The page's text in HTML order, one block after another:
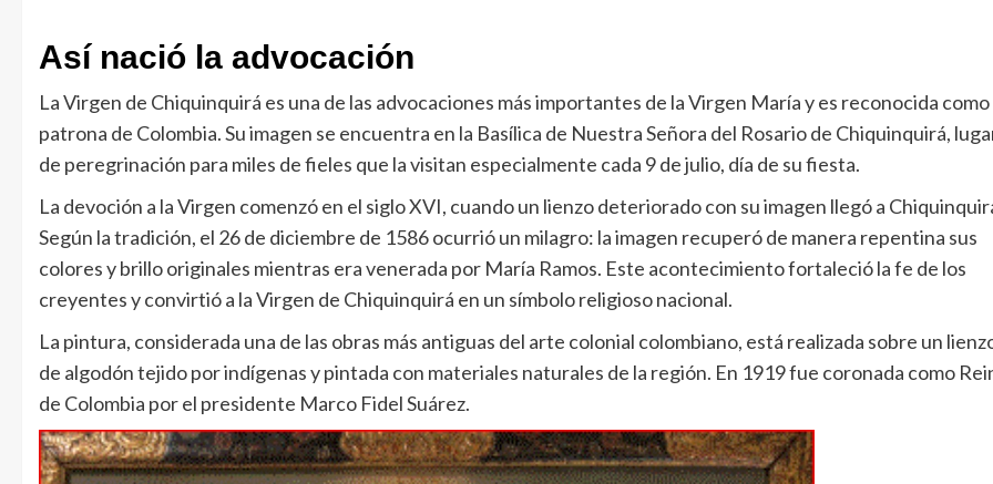
Así nació la advocación
La Virgen de Chiquinquirá es una de las advocaciones más importantes de la Virgen María y es reconocida como
patrona de Colombia. Su imagen se encuentra en la Basílica de Nuestra Señora del Rosario de Chiquinquirá,
de peregrinación para miles de fieles que la visitan especialmente cada 9 de julio, día de su fiesta.
La devoción a la Virgen comenzó en el siglo XVI, cuando un lienzo deteriorado con su imagen llegó a
Según la tradición, el 26 de diciembre de 1586 ocurrió un milagro: la imagen recuperó de manera repentina sus
colores y brillo originales mientras era venerada por María Ramos. Este acontecimiento fortaleció la fe de los
creyentes y convirtió a la Virgen de Chiquinquirá en un símbolo religioso nacional.
La pintura, considerada una de las obras más antiguas del arte colonial colombiano, está realizada sobre un
de algodón tejido por indígenas y pintada con materiales naturales de la región. En 1919 fue coronada como
de Colombia por el presidente Marco Fidel Suárez.